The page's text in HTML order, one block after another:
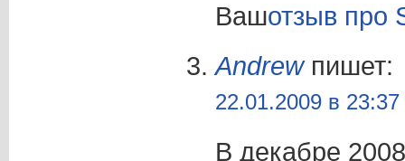
Вашотзыв про
Andrewпишет:
22.01.2009 в 23:37
В декабре